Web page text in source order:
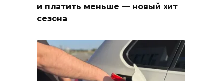
и платить меньше — новый хит
сезона